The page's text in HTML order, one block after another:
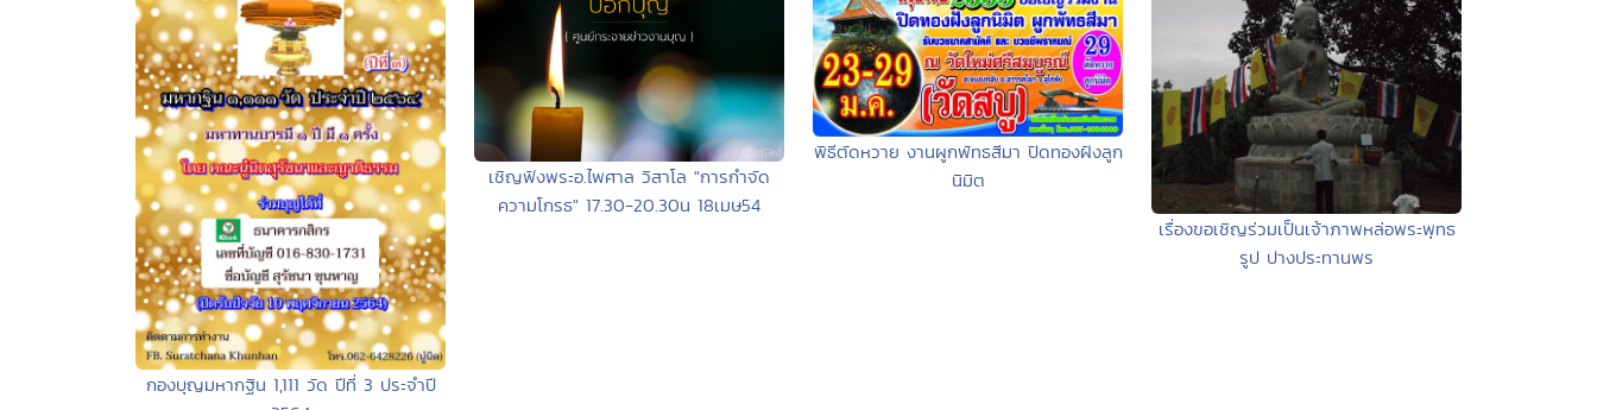
กองบุญมหากฐิน 1,111 วัด ปีที่ 3 ประจำปี
เชิญฟังพระอ.ไพศาล วิสาโล "การกำจัด
ความโกรธ" 17.30-20.30น 18เมษ54
พิธีตัดหวาย งานผูกพัทธสีมา ปิดทองฝังลูก
นิมิต
เรื่องขอเชิญร่วมเป็นเจ้าภาพหล่อพระพุทธ
รูป ปางประทานพร